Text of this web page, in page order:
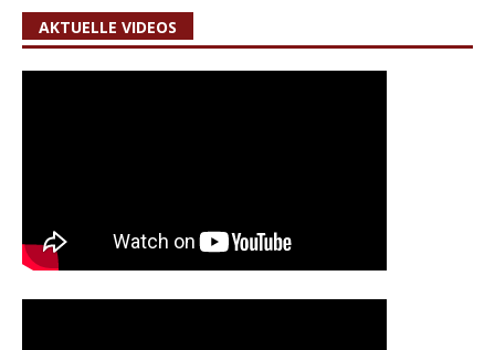
AKTUELLE VIDEOS